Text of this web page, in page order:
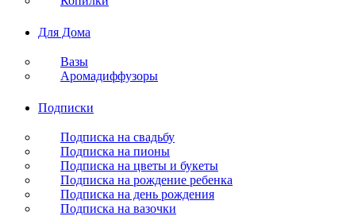
Для Дома
Вазы
Аромадиффузоры
Подписки
Подписка на свадьбу
Подписка на пионы
Подписка на цветы и букеты
Подписка на рождение ребенка
Подписка на день рождения
Подписка на вазочки